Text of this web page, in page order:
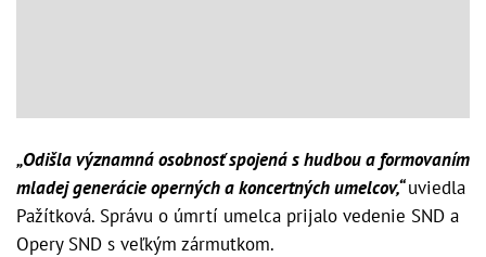
„Odišla významná osobnosť spojená s hudbou a formovaním
mladej generácie operných a koncertných umelcov,“uviedla
Pažítková. Správu o úmrtí umelca prijalo vedenie SND a
Opery SND s veľkým zármutkom.